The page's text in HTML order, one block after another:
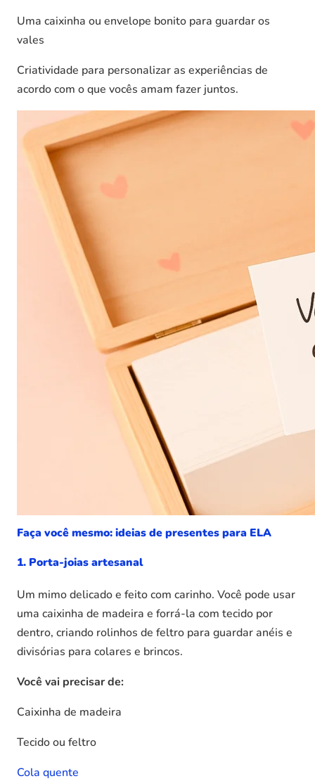
Uma caixinha ou envelope bonito para guardar os
vales
Criatividade para personalizar as experiências de
acordo com o que vocês amam fazer juntos.
Faça você mesmo: ideias de presentes para ELA
1. Porta-joias artesanal
Um mimo delicado e feito com carinho. Você pode usar
uma caixinha de madeira e forrá-la com tecido por
dentro, criando rolinhos de feltro para guardar anéis e
divisórias para colares e brincos.
Você vai precisar de:
Caixinha de madeira
Tecido ou feltro
Cola quente